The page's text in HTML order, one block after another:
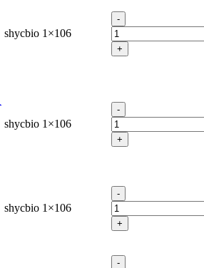
shycbio 1×106
-
+
shycbio 1×106
-
+
shycbio 1×106
-
+
-